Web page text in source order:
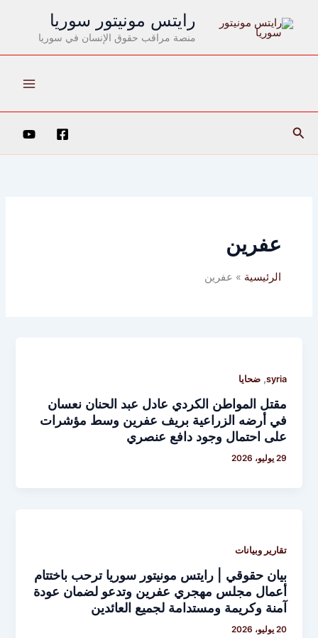
رايتس مونيتور سوريا
منصة مراقب حقوق الإنسان في سوريا
البحث
عفرين
الرئيسية عفرين
syria
,ضحايا
مقتل المواطن الكردي عادل عبد الحنان نعسان
في أرضه الزراعية بريف عفرين وسط مؤشرات
على احتمال وجود دافع عنصري
29 يوليو، 2026
تقارير وبيانات
بيان حقوقي | رايتس مونيتور سوريا ترحب باختتام
أعمال مجلس مهجري عفرين وتدعو لضمان عودة
آمنة وكريمة ومستدامة لجميع العائدين
20 يوليو، 2026